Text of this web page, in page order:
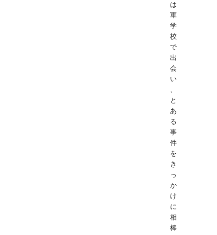
は
軍
学
校
で
出
会
い
と
あ
る
事
件
を
き
っ
か
け
に
相
棒